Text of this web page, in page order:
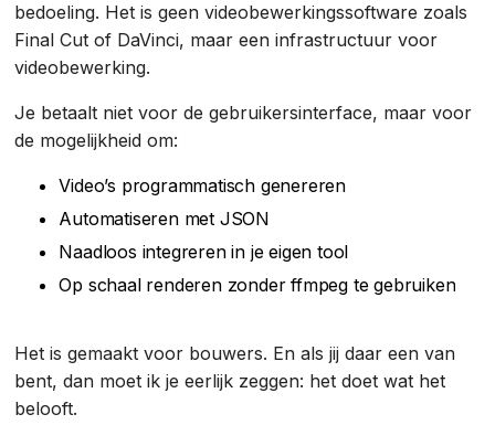
bedoeling. Het is geen videobewerkingssoftware zoals
Final Cut of DaVinci, maar een infrastructuur voor
videobewerking.
Je betaalt niet voor de gebruikersinterface, maar voor
de mogelijkheid om:
Video’s programmatisch genereren
Automatiseren met JSON
Naadloos integreren in je eigen tool
Op schaal renderen zonder ffmpeg te gebruiken
Het is gemaakt voor bouwers. En als jij daar een van
bent, dan moet ik je eerlijk zeggen: het doet wat het
belooft.